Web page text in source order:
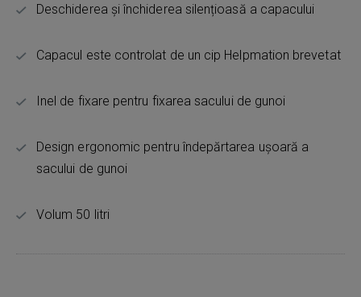
Deschiderea și închiderea silențioasă a capacului
Capacul este controlat de un cip Helpmation brevetat
Inel de fixare pentru fixarea sacului de gunoi
Design ergonomic pentru îndepărtarea ușoară a
sacului de gunoi
Volum 50 litri